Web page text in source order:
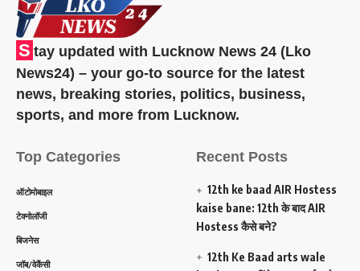
S tay updated with Lucknow News 24 (Lko
News24) – your go-to source for the latest
news, breaking stories, politics, business,
sports, and more from Lucknow.
Top Categories
ऑटोमोबाइल
टेक्नोलॉजी
बिजनेस
जॉब/वेकैंसी
Recent Posts
12th ke baad AIR Hostess
kaise bane: 12th के बाद AIR
Hostess कैसे बने?
12th Ke Baad arts wale